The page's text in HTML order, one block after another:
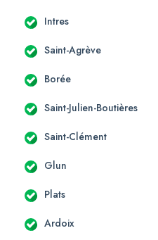
Intres
Saint-Agrève
Borée
Saint-Julien-Boutières
Saint-Clément
Glun
Plats
Ardoix